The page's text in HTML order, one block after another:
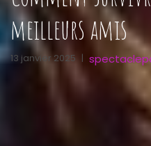
meilleurs amis
13 janvier 2025 |